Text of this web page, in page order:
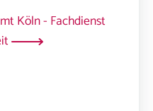
Köln - Fachdienst